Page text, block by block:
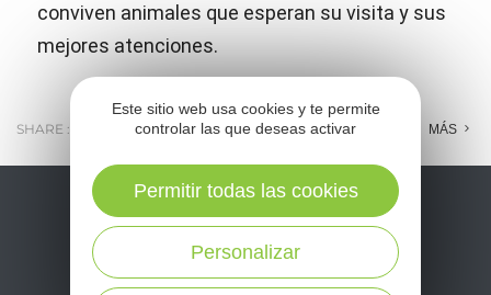
conviven animales que esperan su visita y sus
mejores atenciones.
SHARE : E-MAIL MESSENGER FACEBOOK MÁS
Este sitio web usa cookies y te permite
controlar las que deseas activar
Personalizar
Permitir todas las cookies